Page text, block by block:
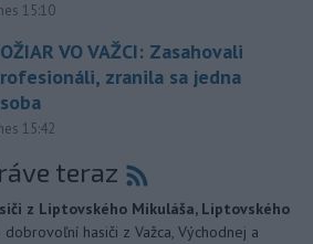
15:10
VO VAŽCI: Zasahovali
zranila sa jedna
15:42
teraz
z Liptovského Mikuláša, Liptovského
hasiči z Važca, Východnej a